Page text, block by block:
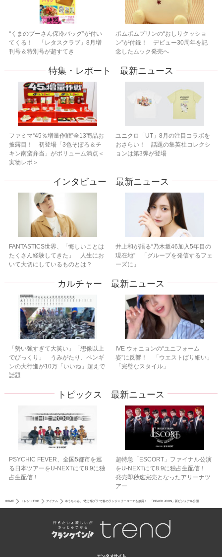
“くまのプーさん保冷バッグ”が付い
てくる！ 「レタスクラブ」8月増
刊号＆特別号が超すてき
ポムポムプリンの“おしりクッショ
ン”が付録！ デビュー30周年を記
念したムック発売へ
特集・レポート 最新ニュース
ファミマ“45％増量作戦”全13商品お
披露目！ 初登場「3色そぼろ＆チ
キン南蛮弁当」がボリューム満点＜
実物レポ＞
ユニクロ「UT」8月の注目コラボを
おさらい！ 話題の集英社コレクシ
ョンは第3弾が登場
インタビュー 最新ニュース
FANTASTICS世界、「悔しいことは
たくさん経験してきた」 人生にお
いて大切にしているものとは？
井上和が語る“乃木坂46加入5年目の
現在地” 「グループを発信するフェ
ーズに」
カルチャー 最新ニュース
「勢い強すぎて大笑い」「想像以上
でびっくり」 うみがたり、ペンギ
ンの大行進が10万「いいね」超えで
話題
IVE ウォニョンの“ユニフォーム
姿”に反響！ 「ウエストばり細い」
「完璧なスタイル」
トピックス 最新ニュース
PSYCHIC FEVER、全国5都市を巡
る日本ツアーをU‐NEXTにて8.9に独
占生配信！
超特急「ESCORT」ファイナル公演
をU-NEXTにて8.9に独占生配信！
発売即秒速完売となったアリーナツ
アー
HOME トレンドTOP アイテム ゆうちゃみ、“透け感ブラ”で春のランジェリーコーデを披露！ 「PEACH JOHN」新ビジュアル公開